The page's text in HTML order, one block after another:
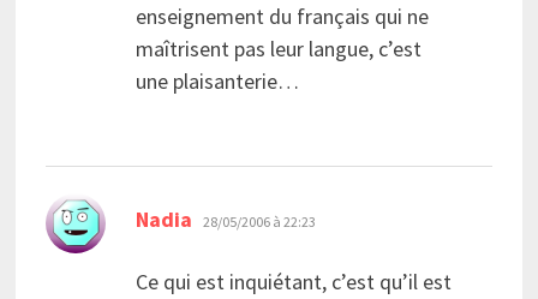
enseignement du français qui ne
maîtrisent pas leur langue, c’est
une plaisanterie…
Nadia dit :
28/05/2006 à 22:23
Ce qui est inquiétant, c’est qu’il est